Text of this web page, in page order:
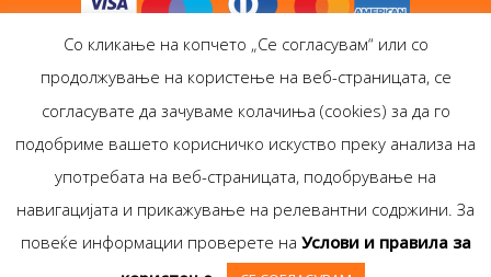
Антолог Боокс дооел
Copyright © Antolog
Со кликање на копчето „Се согласувам“ или со
продолжување на користење на веб-страницата, се
согласувате да зачуваме колачиња (cookies) за да го
подобриме вашето корисничко искуство преку анализа на
употребата на веб-страницата, подобрување на
навигацијата и прикажување на релевантни содржини. За
повеќе информации проверете на Услови и правила за